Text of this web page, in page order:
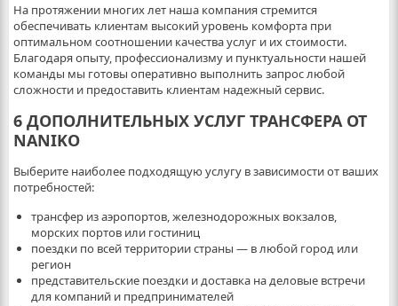
На протяжении многих лет наша компания стремится
обеспечивать клиентам высокий уровень комфорта при
оптимальном соотношении качества услуг и их стоимости.
Благодаря опыту, профессионализму и пунктуальности нашей
команды мы готовы оперативно выполнить запрос любой
сложности и предоставить клиентам надежный сервис.
6 ДОПОЛНИТЕЛЬНЫХ УСЛУГ ТРАНСФЕРА ОТ
NANIKO
Выберите наиболее подходящую услугу в зависимости от ваших
потребностей:
трансфер из аэропортов, железнодорожных вокзалов,
морских портов или гостиниц
поездки по всей территории страны — в любой город или
регион
представительские поездки и доставка на деловые встречи
для компаний и предпринимателей